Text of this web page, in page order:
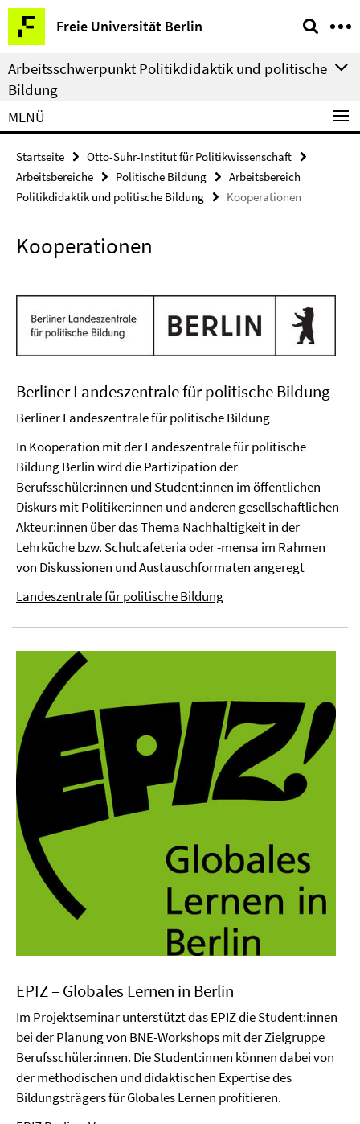
Springe
direkt
zu
Inhalt
Freie Universität Berlin
Service-
Navigation
Arbeitsschwerpunkt Politikdidaktik und politische
Bildung
MENÜ
Startseite
Otto-Suhr-Institut für Politikwissenschaft
Arbeitsbereiche
Politische Bildung
Arbeitsbereich
Politikdidaktik und politische Bildung
Kooperationen
Kooperationen
Berliner Landeszentrale für politische Bildung
Berliner Landeszentrale für politische Bildung
In Kooperation mit der Landeszentrale für politische
Bildung Berlin wird die Partizipation der
Berufsschüler:innen und Student:innen im öffentlichen
Diskurs mit Politiker:innen und anderen gesellschaftlichen
Akteur:innen über das Thema Nachhaltigkeit in der
Lehrküche bzw. Schulcafeteria oder -mensa im Rahmen
von Diskussionen und Austauschformaten angeregt
Landeszentrale für politische Bildung
EPIZ – Globales Lernen in Berlin
Im Projektseminar unterstützt das EPIZ die Student:innen
bei der Planung von BNE-Workshops mit der Zielgruppe
Berufsschüler:innen. Die Student:innen können dabei von
der methodischen und didaktischen Expertise des
Bildungsträgers für Globales Lernen profitieren.